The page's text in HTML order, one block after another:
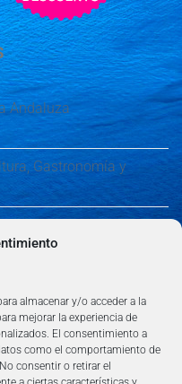
almacenar y/o acceder a la
mejorar la experiencia de
El consentimiento a
como el comportamiento de
consentir o retirar el
Andaluza
Gastronomía y